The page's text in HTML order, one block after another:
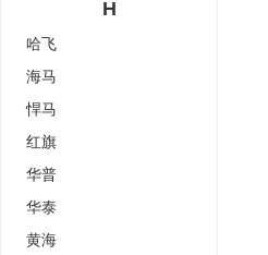
H
哈飞
海马
悍马
红旗
华普
华泰
黄海